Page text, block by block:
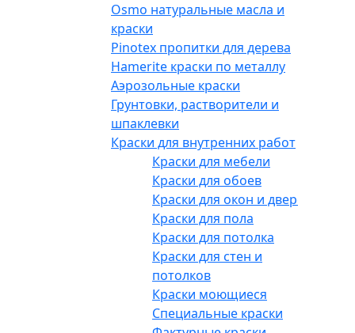
Osmo натуральные масла и
краски
Pinotex пропитки для дерева
Hamerite краски по металлу
Аэрозольные краски
Грунтовки, растворители и
шпаклевки
Краски для внутренних работ
Краски для мебели
Краски для обоев
Краски для окон и дверей
Краски для пола
Краски для потолка
Краски для стен и
потолков
Краски моющиеся
Специальные краски